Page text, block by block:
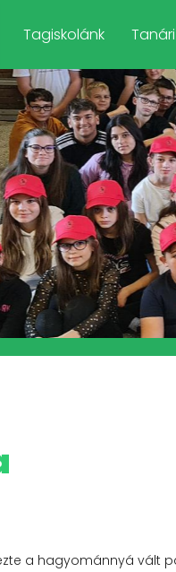
Tagiskolánk
a hagyománnyá vált